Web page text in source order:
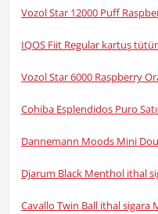
Vozol Star 12000 Puff
IQOS Fiit Regular kartuş
Vozol Star 6000 Raspberry
Cohiba Esplendidos Puro
Dannemann Moods Mini
Djarum Black Menthol ithal
Cavallo Twin Ball ithal sigara